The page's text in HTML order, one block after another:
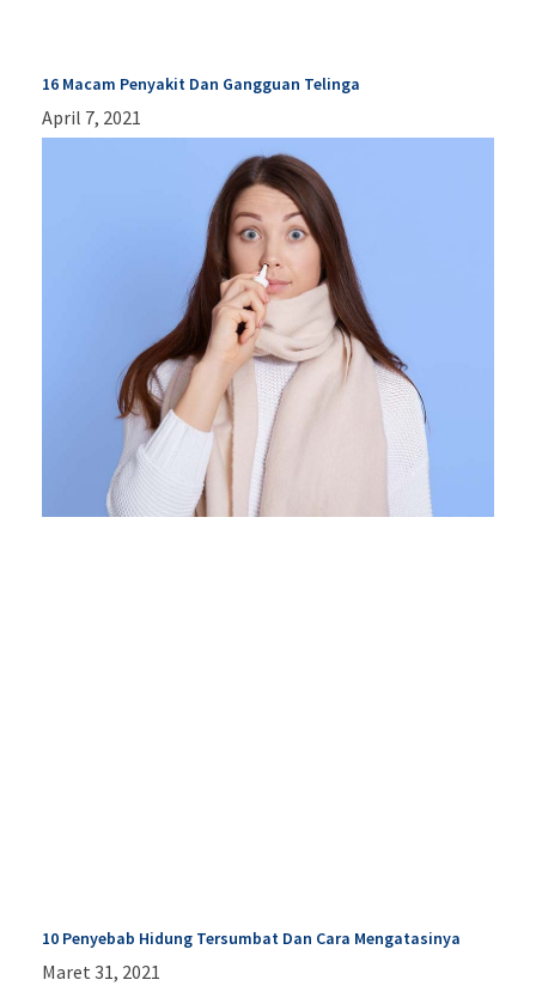
16 Macam Penyakit Dan Gangguan Telinga
April 7, 2021
10 Penyebab Hidung Tersumbat Dan Cara Mengatasinya
Maret 31, 2021